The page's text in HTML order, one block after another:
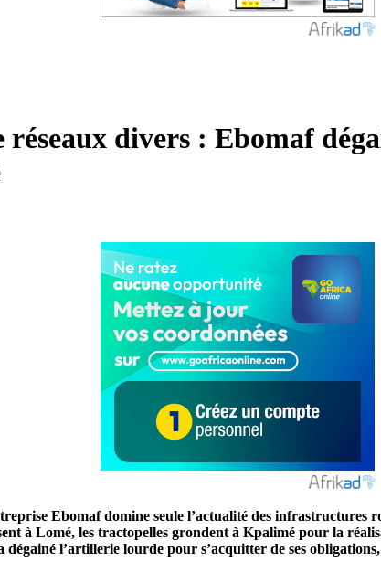
réseaux divers : Ebomaf
Ebomaf domine seule l’actualité des infrastructures
à Lomé, les tractopelles grondent à Kpalimé pour la
l’artillerie lourde pour s’acquitter de ses